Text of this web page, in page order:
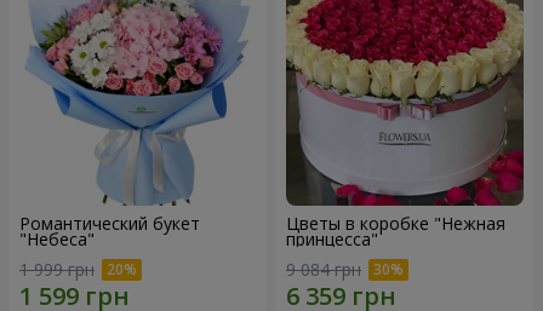
Романтический букет
"Небеса"
1 999 грн
Цветы в коробке "Нежная
принцесса"
9 084 грн